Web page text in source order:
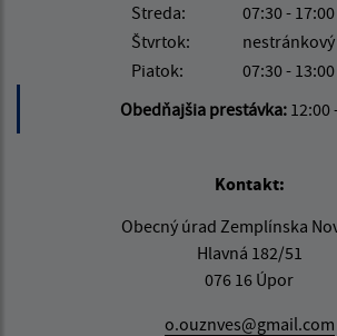
Streda:
07:30 - 17:00
Štvrtok:
Piatok:
07:30 - 13:00
Obedňajšia prestávka: 12:00
Kontakt:
Obecný úrad Zemplínska
Hlavná 182/51
076 16 Úpor
o.ouznves@gmail.com